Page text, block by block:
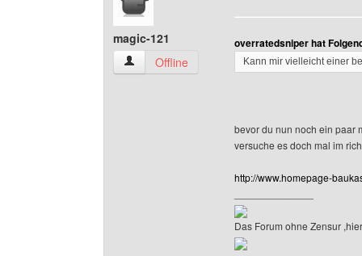
magic-121
magic-121 Benutzer-Profile anzeigen
Offline
overratedsniper hat
Kann mir vielleicht einer
bevor du nun noch ein paar
versuche es doch mal im
http://www.homepage-
Das Forum ohne Zensur